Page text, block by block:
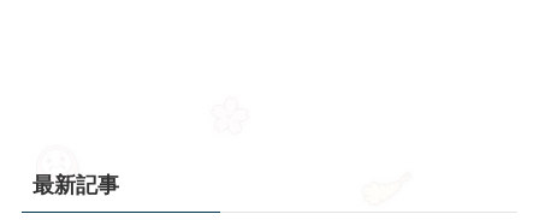
最新記事